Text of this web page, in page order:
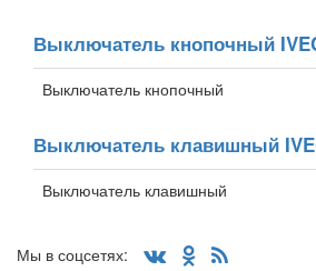
Выключатель кнопочный
Выключатель кнопочный
Выключатель клавишный
Выключатель клавишный
Мы в соцсетях: